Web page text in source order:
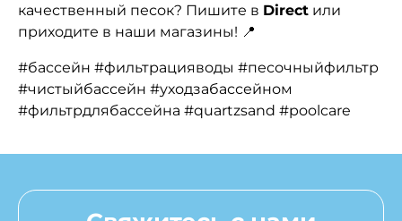
качественный песок? Пишите в Direct или
приходите в наши магазины! 📍
#бассейн #фильтрацияводы #песочныйфильтр
#чистыйбассейн #уходзабассейном
#фильтрдлябассейна #quartzsand #poolcare